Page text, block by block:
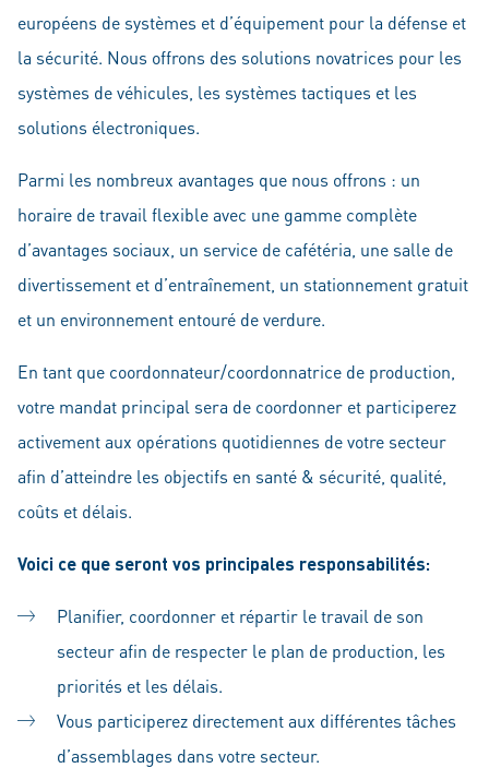
européens de systèmes et d’équipement pour la défense et
la sécurité. Nous offrons des solutions novatrices pour les
systèmes de véhicules, les systèmes tactiques et les
solutions électroniques.
Parmi les nombreux avantages que nous offrons : un
horaire de travail flexible avec une gamme complète
d’avantages sociaux, un service de cafétéria, une salle de
divertissement et d’entraînement, un stationnement gratuit
et un environnement entouré de verdure.
En tant que coordonnateur/coordonnatrice de production,
votre mandat principal sera de coordonner et participerez
activement aux opérations quotidiennes de votre secteur
afin d’atteindre les objectifs en santé & sécurité, qualité,
coûts et délais.
Voici ce que seront vos principales responsabilités:
Planifier, coordonner et répartir le travail de son
secteur afin de respecter le plan de production, les
priorités et les délais.
Vous participerez directement aux différentes tâches
d’assemblages dans votre secteur.